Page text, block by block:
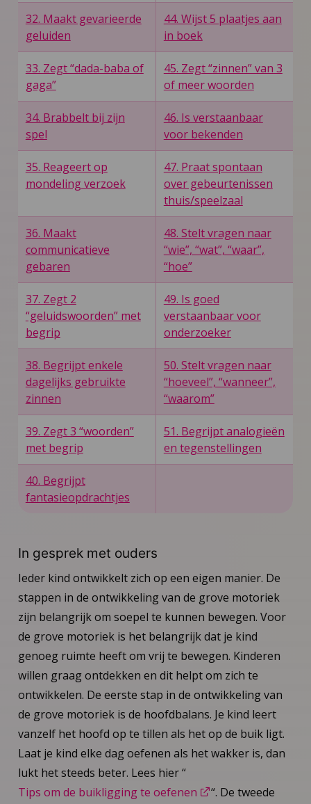
32. Maakt gevarieerde
geluiden
44. Wijst 5 plaatjes aan
in boek
33. Zegt “dada-baba of
gaga”
45. Zegt “zinnen” van 3
of meer woorden
34. Brabbelt bij zijn
spel
46. Is verstaanbaar
voor bekenden
35. Reageert op
mondeling verzoek
47. Praat spontaan
over gebeurtenissen
thuis/speelzaal
36. Maakt
communicatieve
gebaren
48. Stelt vragen naar
“wie”, “wat”, “waar”,
“hoe”
37. Zegt 2
“geluidswoorden” met
begrip
49. Is goed
verstaanbaar voor
onderzoeker
38. Begrijpt enkele
dagelijks gebruikte
zinnen
50. Stelt vragen naar
“hoeveel”, “wanneer”,
“waarom”
39. Zegt 3 “woorden”
met begrip
51. Begrijpt analogieën
en tegenstellingen
40. Begrijpt
fantasieopdrachtjes
In gesprek met ouders
Ieder kind ontwikkelt zich op een eigen manier. De
stappen in de ontwikkeling van de grove motoriek
zijn belangrijk om soepel te kunnen bewegen. Voor
de grove motoriek is het belangrijk dat je kind
genoeg ruimte heeft om vrij te bewegen. Kinderen
willen graag ontdekken en dit helpt om zich te
ontwikkelen. De eerste stap in de ontwikkeling van
de grove motoriek is de hoofdbalans. Je kind leert
vanzelf het hoofd op te tillen als het op de buik ligt.
Laat je kind elke dag oefenen als het wakker is, dan
lukt het steeds beter. Lees hier “
Tips om de buikligging te oefenen
“. De tweede